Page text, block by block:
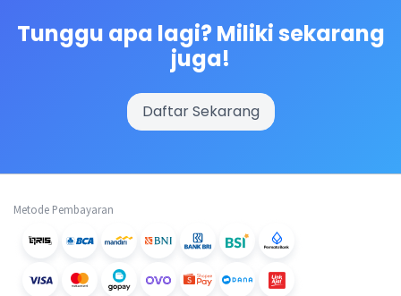
Tunggu apa lagi? Miliki sekarang
juga!
Daftar Sekarang
Metode Pembayaran